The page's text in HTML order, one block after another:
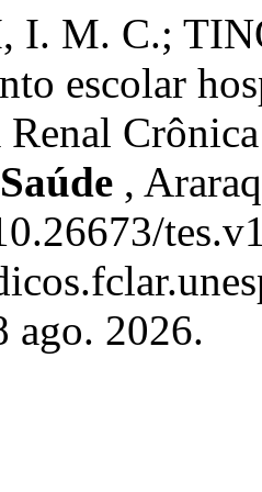
I. M. C.;
escolar
,
ago. 2026.